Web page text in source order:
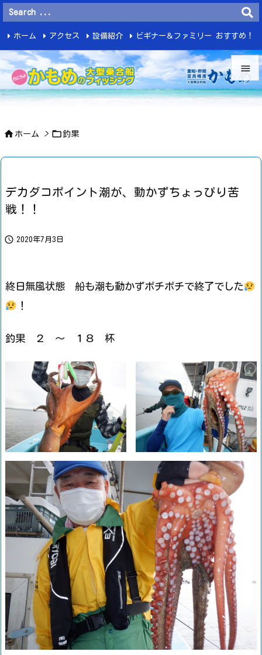


次へ
ホーム アクセス 設備紹介 ビギナー＆ファミリー おすすめ！
釣 果
 ホーム > 釣果
デカダコポイント潮が、動かずちょっぴり苦
戦！！
 2020年7月3日
終日無風状態 船も潮も動かずボチボチで終了でした
！
釣果 ２ ～ １８ 杯